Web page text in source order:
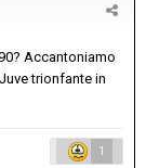
Accantoniamo
trionfante in
1